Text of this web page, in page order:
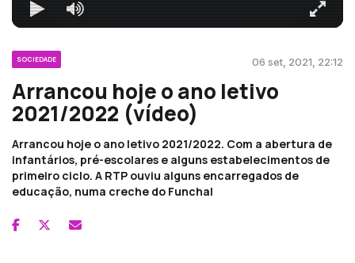
SOCIEDADE 06 set, 2021, 22:12
Arrancou hoje o ano letivo
2021/2022 (vídeo)
Arrancou hoje o ano letivo 2021/2022. Com a abertura de
infantários, pré-escolares e alguns estabelecimentos de
primeiro ciclo. A RTP ouviu alguns encarregados de
educação, numa creche do Funchal